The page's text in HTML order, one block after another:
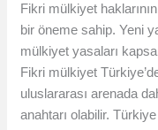
Fikri mülkiyet
bir öneme sahip. Yeni
mülkiyet yasaları
Fikri mülkiyet
uluslararası arenada
anahtarı olabilir.